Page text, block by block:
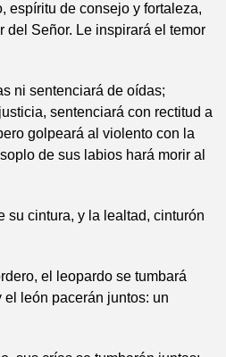
espíritu de consejo y fortaleza,
del Señor. Le inspirará el temor
ni sentenciará de oídas;
sentenciará con rectitud a
golpeará al violento con la
de sus labios hará morir al
su cintura, y la lealtad, cinturón
el leopardo se tumbará
león pacerán juntos: un